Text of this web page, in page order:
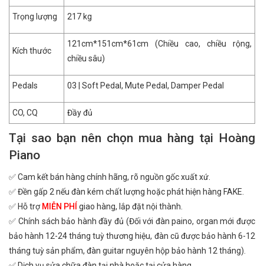
Trọng lượng 217 kg
Kích thước
121cm*151cm*61cm (Chiều cao, chiều rộng,
chiều sâu)
Pedals 03 | Soft Pedal, Mute Pedal, Damper Pedal
CO, CQ Đầy đủ
Tại sao bạn nên chọn mua hàng tại Hoàng
Piano
✅ Cam kết bán hàng chính hãng, rõ nguồn gốc xuất xứ.
✅ Đền gấp 2 nếu đàn kém chất lượng hoặc phát hiện hàng FAKE.
✅ Hỗ trợ MIỄN PHÍ giao hàng, lắp đặt nội thành.
✅ Chính sách bảo hành đầy đủ (Đối với đàn paino, organ mới được
bảo hành 12-24 tháng tuỳ thương hiệu, đàn cũ được bảo hành 6-12
tháng tuỳ sản phẩm, đàn guitar nguyên hộp bảo hành 12 tháng).